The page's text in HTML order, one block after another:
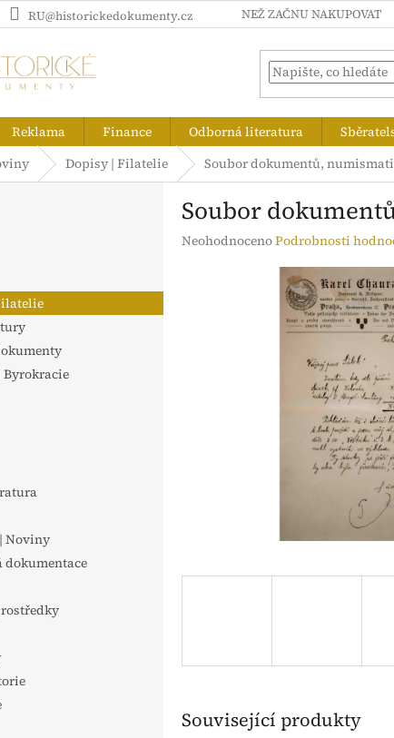
RU@historickedokumenty.cz NEŽ ZAČNU NAKUPOVAT
Reklama Finance Odborná literatura
Dopisy | Filatelie Soubor dokumentů,
Byrokracie
Noviny
dokumentace
Soubor
Průměrné
NeohodnocenoPodrobnosti
Související produkty